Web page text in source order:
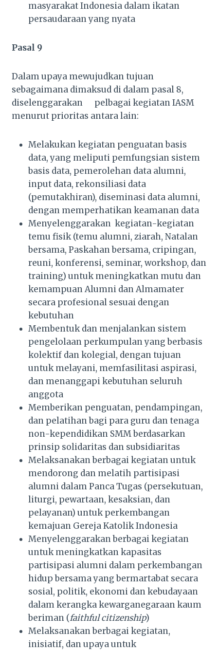
masyarakat Indonesia dalam ikatan
persaudaraan yang nyata
Pasal 9
Dalam upaya mewujudkan tujuan
sebagaimana dimaksud di dalam pasal 8,
diselenggarakan pelbagai kegiatan IASM
menurut prioritas antara lain:
Melakukan kegiatan penguatan basis
data, yang meliputi pemfungsian sistem
basis data, pemerolehan data alumni,
input data, rekonsiliasi data
(pemutakhiran), diseminasi data alumni,
dengan memperhatikan keamanan data
Menyelenggarakan kegiatan-kegiatan
temu fisik (temu alumni, ziarah, Natalan
bersama, Paskahan bersama, cripingan,
reuni, konferensi, seminar, workshop, dan
training) untuk meningkatkan mutu dan
kemampuan Alumni dan Almamater
secara profesional sesuai dengan
kebutuhan
Membentuk dan menjalankan sistem
pengelolaan perkumpulan yang berbasis
kolektif dan kolegial, dengan tujuan
untuk melayani, memfasilitasi aspirasi,
dan menanggapi kebutuhan seluruh
anggota
Memberikan penguatan, pendampingan,
dan pelatihan bagi para guru dan tenaga
non-kependidikan SMM berdasarkan
prinsip solidaritas dan subsidiaritas
Melaksanakan berbagai kegiatan untuk
mendorong dan melatih partisipasi
alumni dalam Panca Tugas (persekutuan,
liturgi, pewartaan, kesaksian, dan
pelayanan) untuk perkembangan
kemajuan Gereja Katolik Indonesia
Menyelenggarakan berbagai kegiatan
untuk meningkatkan kapasitas
partisipasi alumni dalam perkembangan
hidup bersama yang bermartabat secara
sosial, politik, ekonomi dan kebudayaan
dalam kerangka kewarganegaraan kaum
beriman (faithful citizenship)
Melaksanakan berbagai kegiatan,
inisiatif, dan upaya untuk